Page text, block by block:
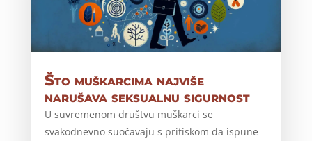
Što muškarcima najviše
narušava seksualnu sigurnost
U suvremenom društvu muškarci se
svakodnevno suočavaju s pritiskom da ispune